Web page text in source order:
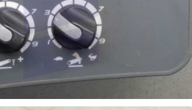
Claas Lexion 400 Evolution Bedienhebel
Claas